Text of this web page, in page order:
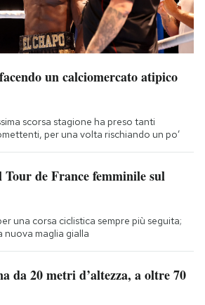
un calciomercato atipico
scorsa stagione ha preso tanti
per una volta rischiando un po’
de France femminile sul
una corsa ciclistica sempre più seguita;
nuova maglia gialla
da 20 metri d’altezza, a oltre 70